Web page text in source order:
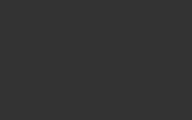
alkalmazva, elsőként
indikátor)
tér [Zn
]-ja
ez a koncentráció
nagyságrendileg